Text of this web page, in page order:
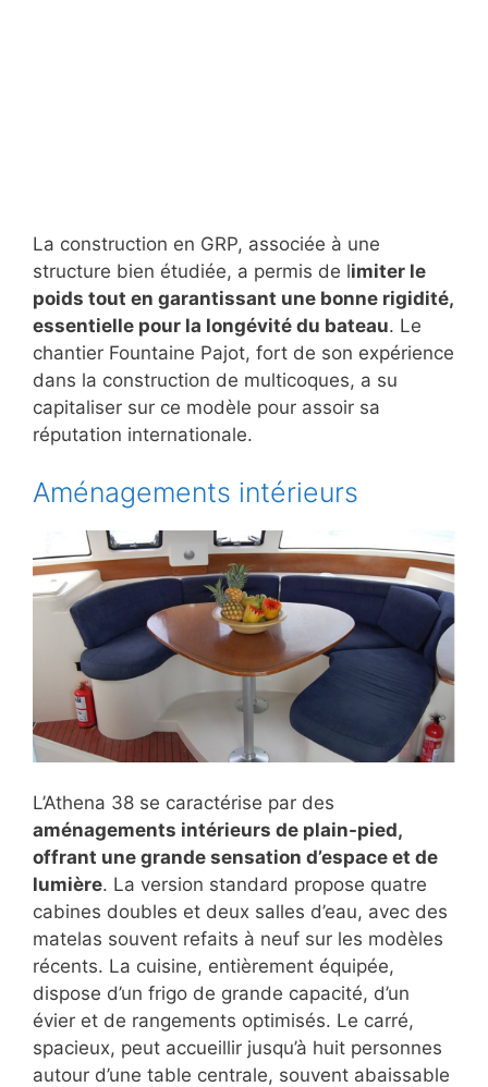
La construction en GRP, associée à une
structure bien étudiée, a permis de limiter le
poids tout en garantissant une bonne rigidité,
essentielle pour la longévité du bateau. Le
chantier Fountaine Pajot, fort de son expérience
dans la construction de multicoques, a su
capitaliser sur ce modèle pour assoir sa
réputation internationale.
Aménagements intérieurs
L’Athena 38 se caractérise par des
aménagements intérieurs de plain-pied,
offrant une grande sensation d’espace et de
lumière. La version standard propose quatre
cabines doubles et deux salles d’eau, avec des
matelas souvent refaits à neuf sur les modèles
récents. La cuisine, entièrement équipée,
dispose d’un frigo de grande capacité, d’un
évier et de rangements optimisés. Le carré,
spacieux, peut accueillir jusqu’à huit personnes
autour d’une table centrale, souvent abaissable